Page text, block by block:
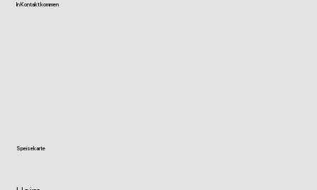
Speisekarte
In Kontakt kommen